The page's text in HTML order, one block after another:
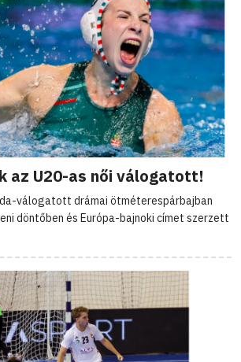
az U20-as női válogatott!
válogatott drámai ötméterespárbajban
döntőben és Európa-bajnoki címet szerzett